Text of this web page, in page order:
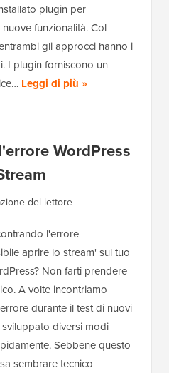
plugin per
funzionalità. Col
gli approcci hanno i
I plugin forniscono un
Leggi di più »
WordPress
del lettore
l'errore
aprire lo stream' sul tuo
Non farti prendere
A volte incontriamo
durante il test di nuovi
diversi modi
Sebbene questo
sembrare tecnico